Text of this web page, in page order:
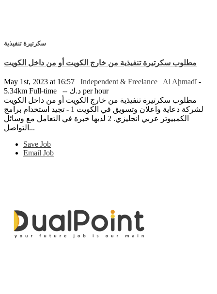
سكرتيرة تنفيذية
مطلوب سكرتيرة تنفيذية من خارج الكويت أو من داخل الكويت
May 1st, 2023 at 16:57 Independent & Freelance Al Aḩmadī-
5.34km Full-time
-- د.ك per hour
مطلوب سكرتيرة تنفيذية من خارج الكويت أو من داخل الكويت
لشركة دعاية واعلان وتسويق في الكويت 1 - تجيد استخدام برامج
الكمبيوتر عربي انجليزي. 2 لديها خبرة في التعامل مع وسائل
التواصل...
Save Job
Email Job